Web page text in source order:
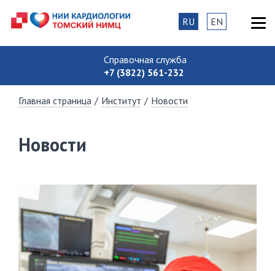
Справочная служба
+7 (3822) 561-232
RU EN
Главная страница / Институт / Новости
Новости